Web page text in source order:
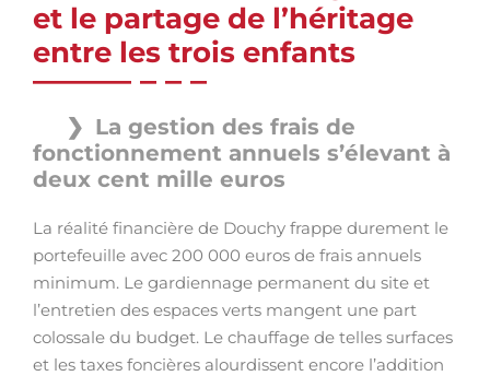
et le partage de l’héritage
entre les trois enfants
La gestion des frais de
fonctionnement annuels s’élevant à
deux cent mille euros
La réalité financière de Douchy frappe durement le
portefeuille avec 200 000 euros de frais annuels
minimum. Le gardiennage permanent du site et
l’entretien des espaces verts mangent une part
colossale du budget. Le chauffage de telles surfaces
et les taxes foncières alourdissent encore l’addition